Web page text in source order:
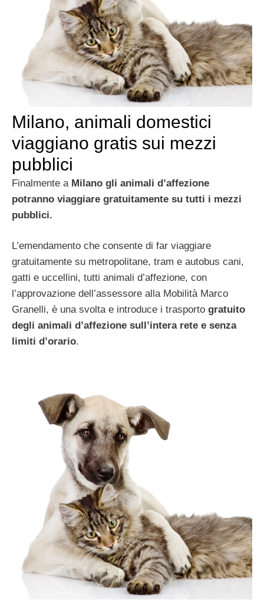
Milano, animali domestici
viaggiano gratis sui mezzi
pubblici
Finalmente aMilano gli animali d’affezione
potranno viaggiare gratuitamente su tutti i mezzi
pubblici.
L’emendamento che consente di far viaggiare
gratuitamente su metropolitane, tram e autobus cani,
gatti e uccellini, tutti animali d’affezione, con
l’approvazione dell’assessore alla Mobilità Marco
Granelli, è una svolta e introduce i trasporto gratuito
degli animali d’affezione sull’intera rete e senza
limiti d’orario.